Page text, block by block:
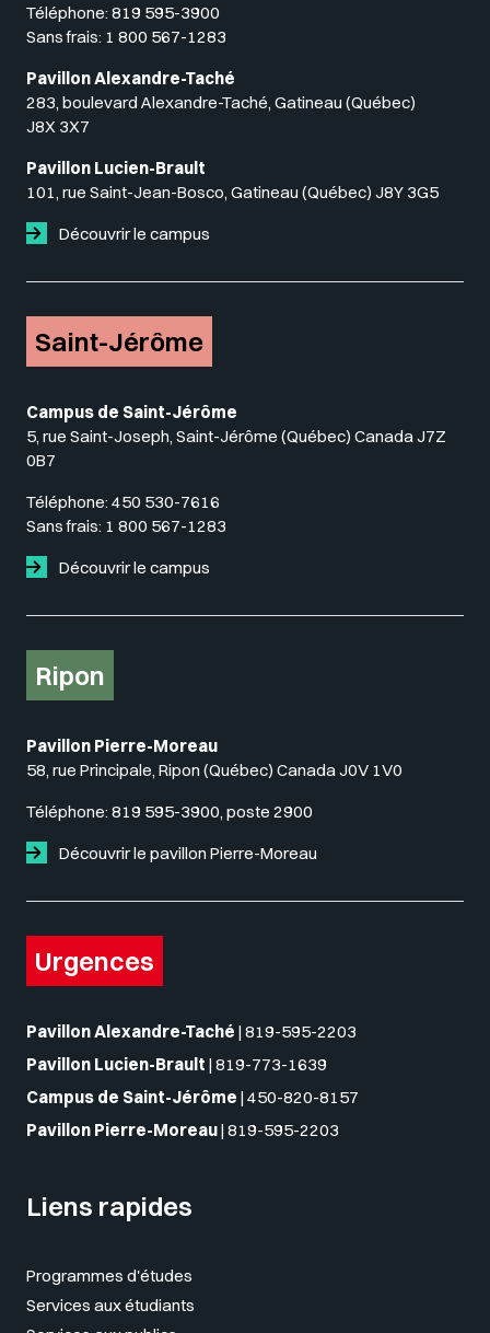
Téléphone: 819 595-3900
Sans frais: 1 800 567-1283
Pavillon Alexandre-Taché
283, boulevard Alexandre-Taché, Gatineau (Québec)
J8X 3X7
Pavillon Lucien-Brault
101, rue Saint-Jean-Bosco, Gatineau (Québec) J8Y 3G5
Découvrir le campus
Saint-Jérôme
Campus de Saint-Jérôme
5, rue Saint-Joseph, Saint-Jérôme (Québec) Canada J7Z
0B7
Téléphone: 450 530-7616
Sans frais: 1 800 567-1283
Découvrir le campus
Ripon
Pavillon Pierre-Moreau
58, rue Principale, Ripon (Québec) Canada J0V 1V0
Téléphone: 819 595-3900, poste 2900
Découvrir le pavillon Pierre-Moreau
Urgences
Pavillon Alexandre-Taché | 819-595-2203
Pavillon Lucien-Brault | 819-773-1639
Campus de Saint-Jérôme | 450-820-8157
Pavillon Pierre-Moreau| 819-595-2203
Liens rapides
Programmes d'études
Services aux étudiants